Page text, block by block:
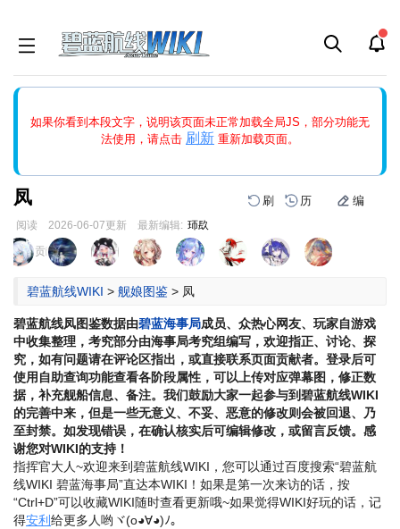
如果你看到本段文字，说明该页面未正常加载全局JS，部分功能无
法使用，请点击 刷新 重新加载页面。
能中的刷新按钮清除页面缓存并刷新，如果还有问题，请多尝试几
凤 刷 历 编
阅读 2026-06-07更新 最新编辑: 㺰镹
跳
到
跳
到
页面贡献者 :
碧蓝航线WIKI > 舰娘图鉴 > 凤
碧蓝航线凤图鉴数据由碧蓝海事局成员、众热心网友、玩家自游戏
中收集整理，考究部分由海事局考究组编写，欢迎指正、讨论、探
究，如有问题请在评论区指出，或直接联系页面贡献者。登录后可
使用自助查询功能查看各阶段属性，可以上传对应弹幕图，修正数
据，补充舰船信息、备注。我们鼓励大家一起参与到碧蓝航线WIKI
的完善中来，但是一些无意义、不妥、恶意的修改则会被回退、乃
至封禁。如发现错误，在确认核实后可编辑修改，或留言反馈。感
谢您对WIKI的支持！
指挥官大人~欢迎来到碧蓝航线WIKI，您可以通过百度搜索“碧蓝航
线WIKI 碧蓝海事局”直达本WIKI！如果是第一次来访的话，按
“Ctrl+D”可以收藏WIKI随时查看更新哦~如果觉得WIKI好玩的话，记
得安利 给更多人哟ヾ(o◕∀◕)ﾉ。